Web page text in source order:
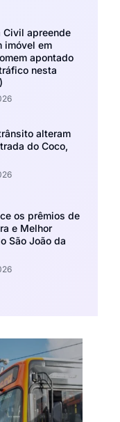
apreende
imóvel em
apontado
nesta
alteram
do Coco,
os prêmios de
e Melhor
São João da